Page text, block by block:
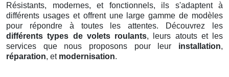
Résistants, modernes, et fonctionnels, ils s'adaptent à
différents usages et offrent une large gamme de modèles
pour répondre à toutes les attentes. Découvrez les
différents types de volets roulants, leurs atouts et les
services que nous proposons pour leur installation,
réparation, et modernisation.